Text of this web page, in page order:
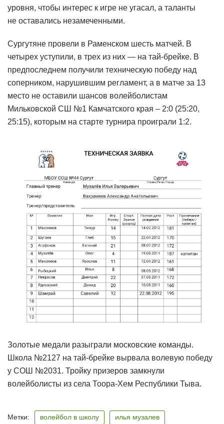
уровня, чтобы интерес к игре не угасал, а таланты
не оставались незамеченными.
Сургутяне провели в Раменском шесть матчей. В
четырех уступили, в трех из них — на тай-брейке. В
предпоследнем получили техническую победу над
соперником, нарушившим регламент, а в матче за 13
место не оставили шансов волейболистам
Мильковской СШ №1 Камчатского края – 2:0 (25:20,
25:15), которым на старте турнира проиграли 1:2.
Золотые медали разыграли московские команды.
Школа №2127 на тай-брейке вырвала волевую победу
у СОШ №2031. Тройку призеров замкнули
волейболисты из села Тоора-Хем Республики Тыва.
Метки: волейбол в школу илья музалев